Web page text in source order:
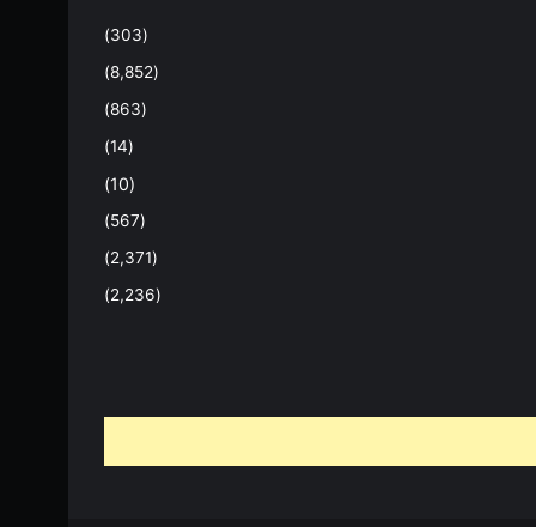
(303)
(8,852)
(863)
(14)
(10)
(567)
(2,371)
(2,236)